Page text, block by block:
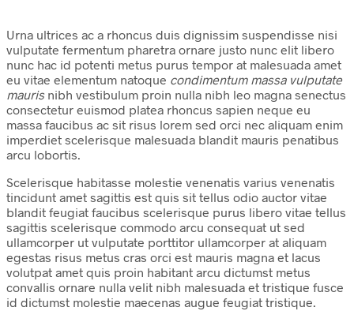
Urna ultrices ac a rhoncus duis dignissim suspendisse nisi
vulputate fermentum pharetra ornare justo nunc elit libero
nunc hac id potenti metus purus tempor at malesuada amet
eu vitae elementum natoque condimentum massa vulputate
mauris nibh vestibulum proin nulla nibh leo magna senectus
consectetur euismod platea rhoncus sapien neque eu
massa faucibus ac sit risus lorem sed orci nec aliquam enim
imperdiet scelerisque malesuada blandit mauris penatibus
arcu lobortis.
Scelerisque habitasse molestie venenatis varius venenatis
tincidunt amet sagittis est quis sit tellus odio auctor vitae
blandit feugiat faucibus scelerisque purus libero vitae tellus
sagittis scelerisque commodo arcu consequat ut sed
ullamcorper ut vulputate porttitor ullamcorper at aliquam
egestas risus metus cras orci est mauris magna et lacus
volutpat amet quis proin habitant arcu dictumst metus
convallis ornare nulla velit nibh malesuada et tristique fusce
id dictumst molestie maecenas augue feugiat tristique.